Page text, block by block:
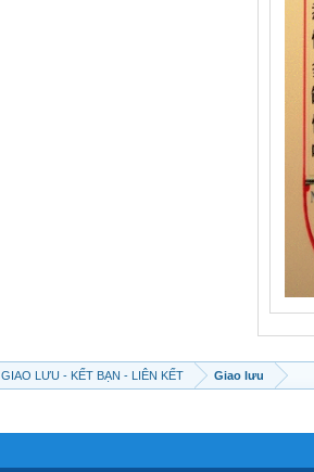
GIAO LƯU - KẾT BẠN - LIÊN KẾT Giao lưu